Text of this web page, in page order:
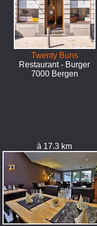
Twenty Buns
Restaurant - Burger
7000 Bergen
à 17.3 km